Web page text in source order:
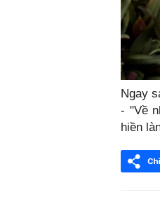
Ngay
- "Về
hiền